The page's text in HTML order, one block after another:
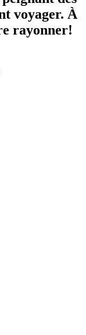
voyager. À
rayonner!